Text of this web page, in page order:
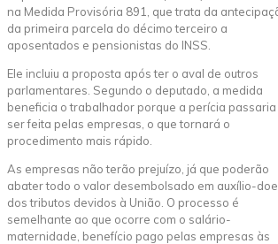
na Medida Provisória 891, que trata da
da primeira parcela do décimo terceiro a
aposentados e pensionistas do INSS.
Ele incluiu a proposta após ter o aval de outros
parlamentares. Segundo o deputado, a medida
beneficia o trabalhador porque a perícia passaria
ser feita pelas empresas, o que tornará o
procedimento mais rápido.
As empresas não terão prejuízo, já que poderão
abater todo o valor desembolsado em auxílio-
dos tributos devidos à União. O processo é
semelhante ao que ocorre com o salário-
maternidade, benefício pago pelas empresas às